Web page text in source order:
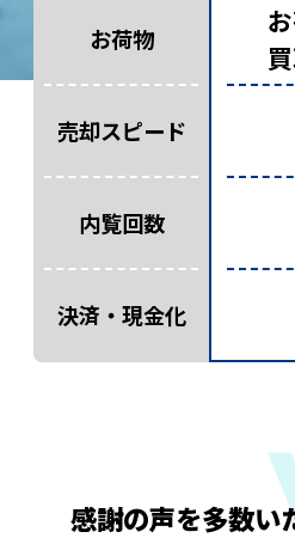
お荷物
売却スピード
内覧回数
決済・現金化
感謝の声を多数い